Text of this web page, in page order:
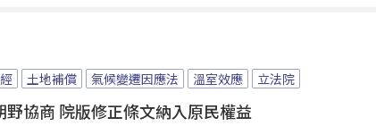
土地補償 氣候變遷因應法 溫室效應 立法院
野協商 院版修正條文納入原民權益